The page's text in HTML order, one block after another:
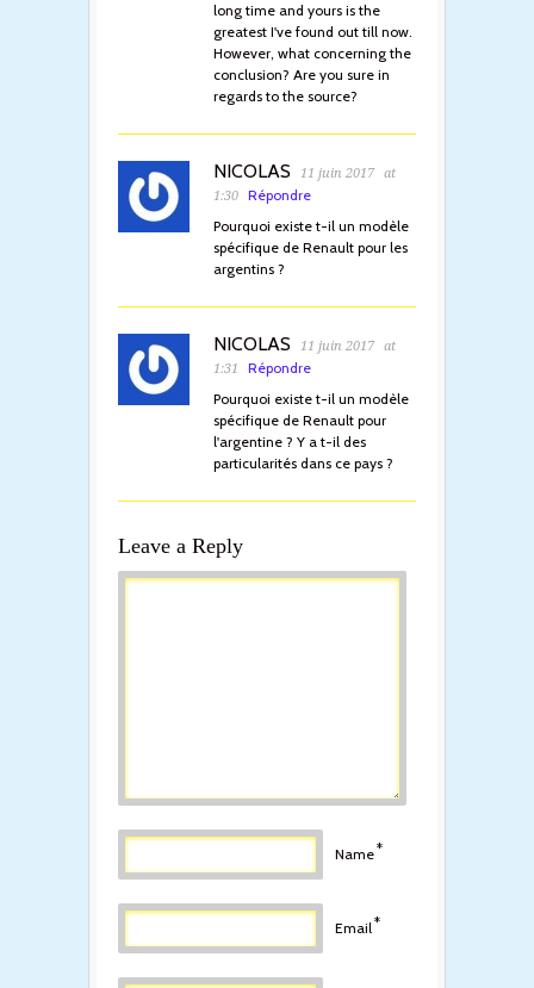
long time and yours is the
greatest I've found out till now.
However, what concerning the
conclusion? Are you sure in
regards to the source?
NICOLAS 11 juin 2017
at
1:30
Répondre
Pourquoi existe t-il un modèle
spécifique de Renault pour les
argentins ?
NICOLAS 11 juin 2017
at
1:31
Répondre
Pourquoi existe t-il un modèle
spécifique de Renault pour
l'argentine ? Y a t-il des
particularités dans ce pays ?
Leave a Reply
Name*
Email*